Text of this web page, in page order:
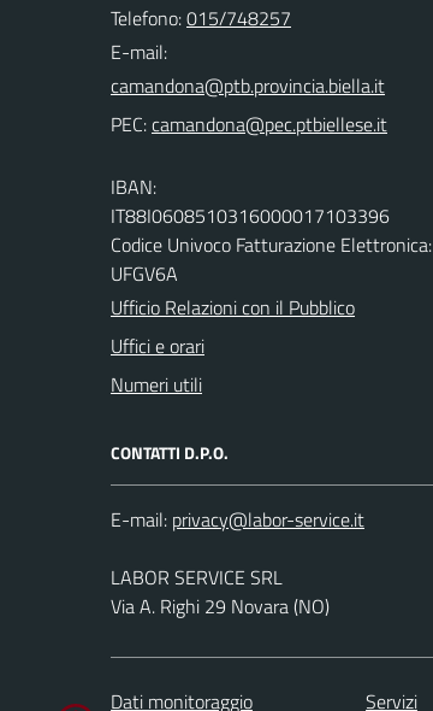
Telefono:015/748257
E-mail:
PEC:
IBAN:
IT88I0608510316000017103396
Codice Univoco Fatturazione Elettronica:
UFGV6A
Ufficio Relazioni con il Pubblico
Uffici e orari
Numeri utili
CONTATTI D.P.O.
E-mail:
LABOR SERVICE SRL
Via A. Righi 29 Novara (NO)
Dati monitoraggio Servizi